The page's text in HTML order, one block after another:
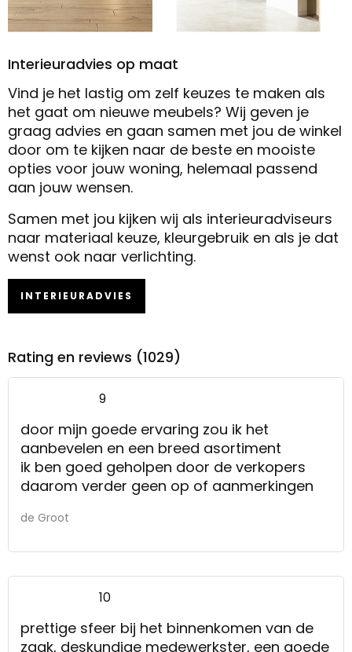
Interieuradvies op maat
Vind je het lastig om zelf keuzes te maken als
het gaat om nieuwe meubels? Wij geven je
graag advies en gaan samen met jou de winkel
door om te kijken naar de beste en mooiste
opties voor jouw woning, helemaal passend
aan jouw wensen.
Samen met jou kijken wij als interieuradviseurs
naar materiaal keuze, kleurgebruik en als je dat
wenst ook naar verlichting.
INTERIEURADVIES
Rating en reviews (1029)
9
door mijn goede ervaring zou ik het
aanbevelen en een breed asortiment
ik ben goed geholpen door de verkopers
daarom verder geen op of aanmerkingen
de Groot
10
prettige sfeer bij het binnenkomen van de
zaak, deskundige medewerkster, een goede